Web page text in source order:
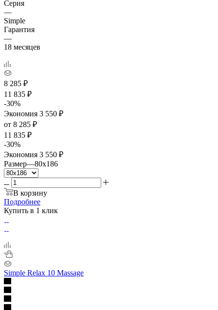
Серия
—
Simple
Гарантия
—
18 месяцев
8 285 ₽
11 835 ₽
-30%
Экономия 3 550 ₽
от 8 285 ₽
11 835 ₽
-30%
Экономия 3 550 ₽
Размер—80x186
В корзину
Подробнее
Купить в 1 клик
Simple Relax 10 Massage